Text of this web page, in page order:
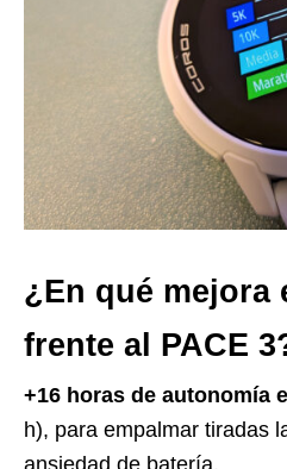
¿En qué mejora
frente al PACE
+16 horas de autonomía
h), para empalmar tiradas
ansiedad de batería.